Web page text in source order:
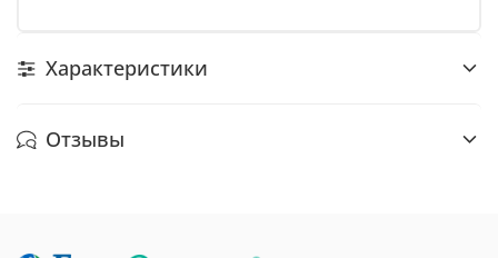
Характеристики
Отзывы